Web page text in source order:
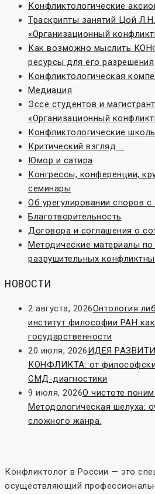
Конфликтологические
Траскрипты занятий Цой
«Организационный
Как возможно мыслить
ресурсы для его разрешения
Конфликтологическая
Медиация
Эссе студентов и
«Организационный
Конфликтологические
Критический взгляд …
Юмор и сатира
Конгрессы, конференции,
семинары
Об урегулировании споров с
Благотворительность
Договора и соглашения о
Методические материалы
разрушительных
НОВОСТИ
2 августа, 2026Онтология
институт философии РАН
государственности
20 июля, 2026ИДЕЯ
КОНФЛИКТА: от
СМД-диагностики
9 июля, 2026О чистоте
Методологическая шелуха:
сложного жанра.
Конфликтолог в России — это
осуществляющий